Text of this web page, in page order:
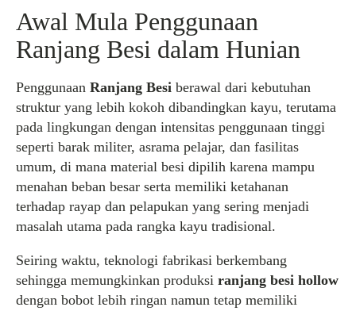
Awal Mula Penggunaan
Ranjang Besi dalam Hunian
Penggunaan Ranjang Besi berawal dari kebutuhan
struktur yang lebih kokoh dibandingkan kayu, terutama
pada lingkungan dengan intensitas penggunaan tinggi
seperti barak militer, asrama pelajar, dan fasilitas
umum, di mana material besi dipilih karena mampu
menahan beban besar serta memiliki ketahanan
terhadap rayap dan pelapukan yang sering menjadi
masalah utama pada rangka kayu tradisional.
Seiring waktu, teknologi fabrikasi berkembang
sehingga memungkinkan produksi ranjang besi hollow
dengan bobot lebih ringan namun tetap memiliki